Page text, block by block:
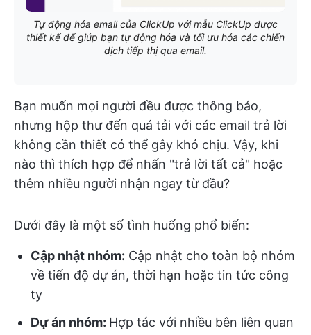
Tự động hóa email của ClickUp với mẫu ClickUp được
thiết kế để giúp bạn tự động hóa và tối ưu hóa các chiến
dịch tiếp thị qua email.
Bạn muốn mọi người đều được thông báo,
nhưng hộp thư đến quá tải với các email trả lời
không cần thiết có thể gây khó chịu. Vậy, khi
nào thì thích hợp để nhấn "trả lời tất cả" hoặc
thêm nhiều người nhận ngay từ đầu?
Dưới đây là một số tình huống phổ biến:
Cập nhật nhóm: Cập nhật cho toàn bộ nhóm
về tiến độ dự án, thời hạn hoặc tin tức công
ty
Dự án nhóm: Hợp tác với nhiều bên liên quan